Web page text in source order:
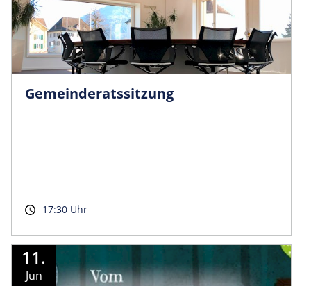
Gemeinder­atssitzung
17:30 Uhr
11.
Jun